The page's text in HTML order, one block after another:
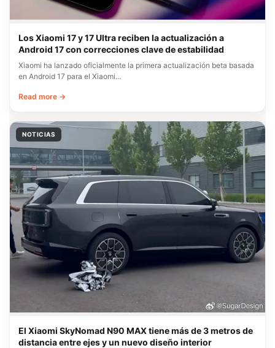
Los Xiaomi 17 y 17 Ultra reciben la actualización a
Android 17 con correcciones clave de estabilidad
Xiaomi ha lanzado oficialmente la primera actualización beta basada
en Android 17 para el Xiaomi…
Read more →
NOTICIAS
El Xiaomi SkyNomad N90 MAX tiene más de 3 metros de
distancia entre ejes y un nuevo diseño interior